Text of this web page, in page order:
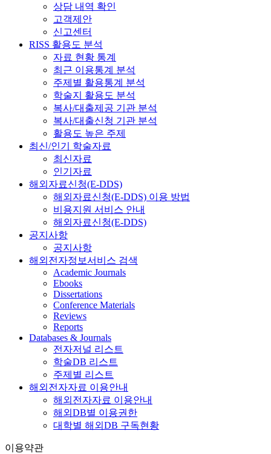
상담 내역 확인
고객제안
신고센터
RISS 활용도 분석
자료 현황 통계
최근 이용통계 분석
주제별 활용통계 분석
학술지 활용도 분석
복사/대출제공 기관 분석
복사/대출신청 기관 분석
활용도 높은 주제
최신/인기 학술자료
최신자료
인기자료
해외자료신청(E-DDS)
해외자료신청(E-DDS) 이용 방법
비용지원 서비스 안내
해외자료신청(E-DDS)
공지사항
공지사항
해외전자정보서비스 검색
Academic Journals
Ebooks
Dissertations
Conference Materials
Reviews
Reports
Databases & Journals
전자저널 리스트
학술DB 리스트
주제별 리스트
해외전자자료 이용안내
해외전자자료 이용안내
해외DB별 이용권한
대학별 해외DB 구독현황
이용약관